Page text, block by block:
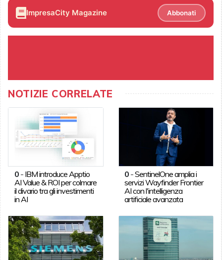
ImpresaCity Magazine Abbonati
NOTIZIE CORRELATE
0- IBM introduce Apptio
AI Value & ROI per colmare
il divario tra gli investimenti
in AI
0 -SentinelOne amplia i
servizi Wayfinder Frontier
AI con l'intelligenza
artificiale avanzata